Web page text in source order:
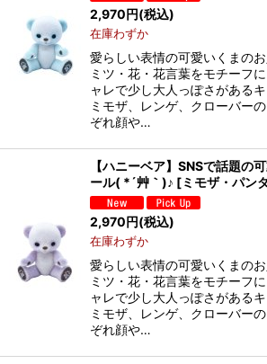
2,970円(税込)
在庫わずか
愛らしい表情の可愛いくまの
ミツ・花・花言葉をモチーフ
ャレで少し大人っぽさがある
ミモザ、レンゲ、クローバー
ぞれ顔や…
【ハニーベア】SNSで話題の
ール( *´艸｀)♪ [ミモザ・パン
2,970円(税込)
在庫わずか
愛らしい表情の可愛いくまの
ミツ・花・花言葉をモチーフ
ャレで少し大人っぽさがある
ミモザ、レンゲ、クローバー
ぞれ顔や…